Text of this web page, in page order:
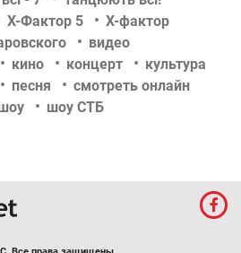
Х-Фактор 5
Х-фактор
видео
кино концерт
культура
песня
смотреть онлайн
шоу СТБ